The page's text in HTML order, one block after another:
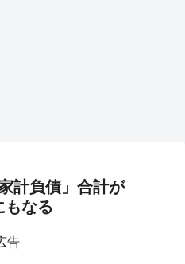
計負債」合計が
もなる
告